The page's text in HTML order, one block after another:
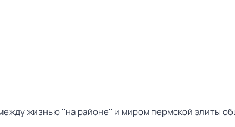
жизнью ''на районе'' и миром пермской элиты